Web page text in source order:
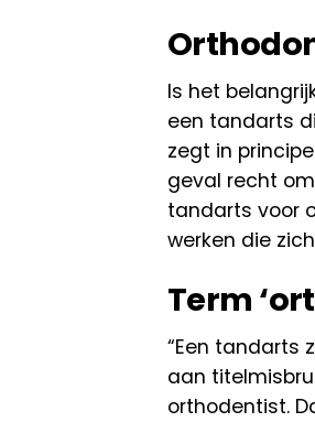
Is het
een tandarts
zegt in
geval recht
tandarts voor
werken die
Term
“Een tandarts
aan
orthodentist.